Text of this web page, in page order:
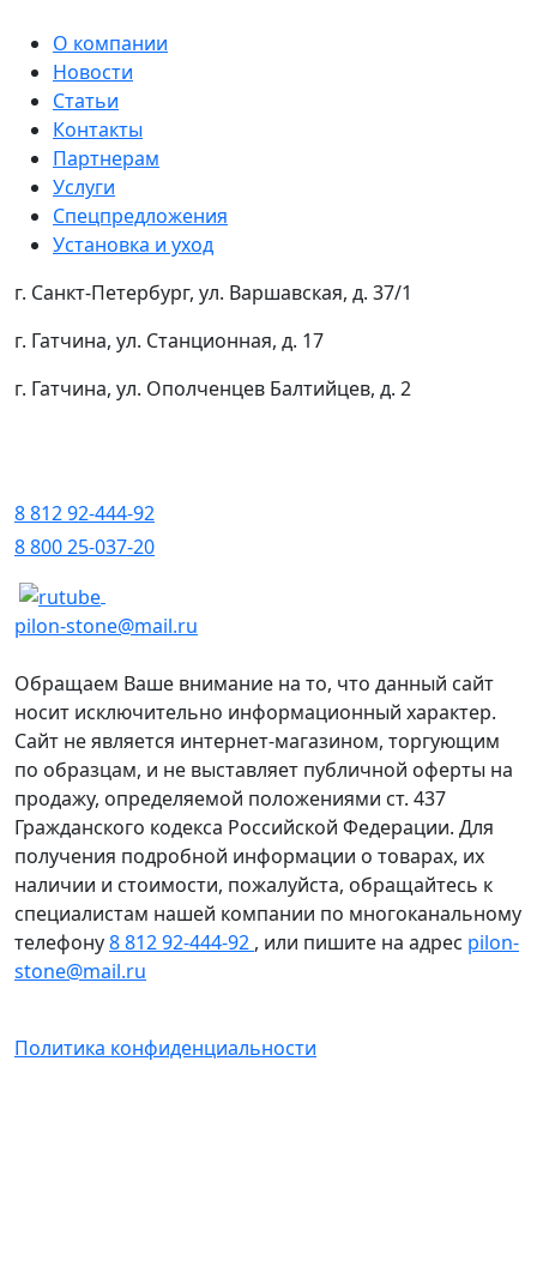
О компании
Новости
Статьи
Контакты
Партнерам
Услуги
Спецпредложения
Установка и уход
г. Санкт-Петербург, ул. Варшавская, д. 37/1
г. Гатчина, ул. Станционная, д. 17
г. Гатчина, ул. Ополченцев Балтийцев, д. 2
8 812 92-444-92
8 800 25-037-20
pilon-stone@mail.ru
Обращаем Ваше внимание на то, что данный сайт
носит исключительно информационный характер.
Сайт не является интернет-магазином, торгующим
по образцам, и не выставляет публичной оферты на
продажу, определяемой положениями ст. 437
Гражданского кодекса Российской Федерации. Для
получения подробной информации о товарах, их
наличии и стоимости, пожалуйста, обращайтесь к
специалистам нашей компании по многоканальному
телефону8 812 92-444-92 , или пишите на адрес pilon-
stone@mail.ru
Политика конфиденциальности